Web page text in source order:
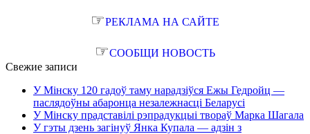
☞РЕКЛАМА НА САЙТЕ
☞СООБЩИ НОВОСТЬ
Свежие записи
У Мінску 120 гадоў таму нарадзіўся Ежы Гедройц —
паслядоўны абаронца незалежнасці Беларусі
У Мінску прадставілі рэпрадукцыі твораў Марка Шагала
У гэты дзень загінуў Янка Купала — адзін з